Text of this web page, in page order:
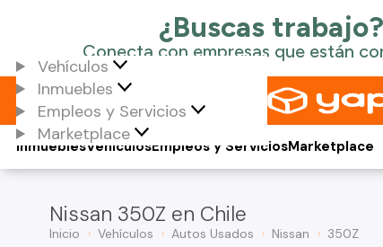
Vehículos
Inmuebles
Empleos y Servicios
Marketplace
Vehículos
Inmuebles Empleos y ServiciosMarketplace
Nissan 350Z en Chile
Inicio Vehículos Autos Usados Nissan 350Z